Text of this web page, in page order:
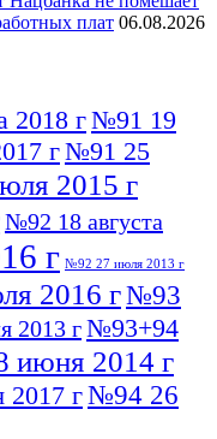
плат 06.08.2026
2018 г№91 19
г№91 25
2015 г
№92 18 августа
г №92 27 июля 2013 г
2016 г№93
2013 г№93+94
июня 2014 г
г№94 26